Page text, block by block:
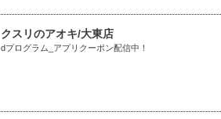
クスリのアオキ/大東店
dプログラム_アプリクーポン配信中！